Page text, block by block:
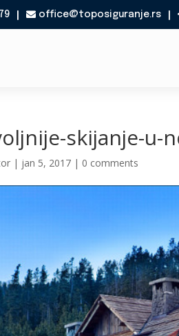
 office@toposiguranje.rs
skijanje-u-
| jan 5, 2017 | 0 comments